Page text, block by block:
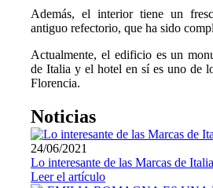
Además, el interior tiene un
antiguo refectorio, que ha sido
Actualmente, el edificio es un
de Italia y el hotel en sí es uno de
Florencia.
Noticias
24/06/2021
Lo interesante de las Marcas de
Leer el artículo